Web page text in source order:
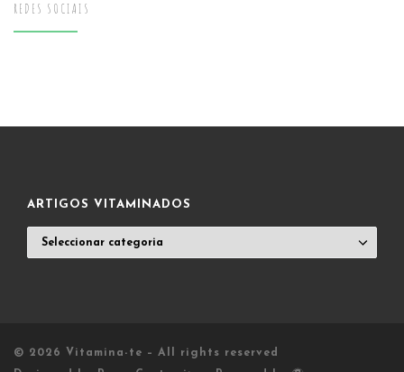
REDES SOCIAIS
ARTIGOS VITAMINADOS
VITAMINADOS
© 2026 Vitamina-te – All rights reserved